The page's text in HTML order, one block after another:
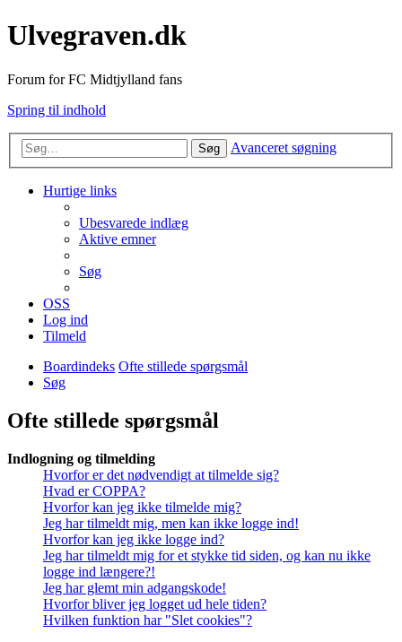
Ulvegraven.dk
Forum for FC Midtjylland fans
Spring til indhold
Søg Avanceret søgning
Hurtige links
Ubesvarede indlæg
Aktive emner
Søg
OSS
Log ind
Tilmeld
Boardindeks Ofte stillede spørgsmål
Søg
Ofte stillede spørgsmål
Indlogning og tilmelding
Hvorfor er det nødvendigt at tilmelde sig?
Hvad er COPPA?
Hvorfor kan jeg ikke tilmelde mig?
Jeg har tilmeldt mig, men kan ikke logge ind!
Hvorfor kan jeg ikke logge ind?
Jeg har tilmeldt mig for et stykke tid siden, og kan nu ikke
logge ind længere?!
Jeg har glemt min adgangskode!
Hvorfor bliver jeg logget ud hele tiden?
Hvilken funktion har "Slet cookies"?